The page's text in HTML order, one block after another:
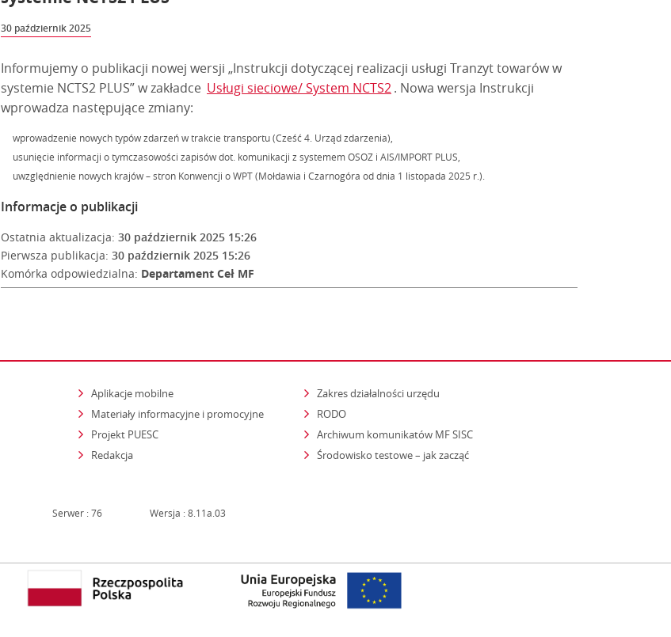
30 październik 2025
Informujemy o publikacji nowej wersji „Instrukcji dotyczącej realizacji usługi Tranzyt towarów w
systemie NCTS2 PLUS” w zakładce Usługi sieciowe/ System NCTS2. Nowa wersja Instrukcji
wprowadza następujące zmiany:
wprowadzenie nowych typów zdarzeń w trakcie transportu (Cześć 4. Urząd zdarzenia),
usunięcie informacji o tymczasowości zapisów dot. komunikacji z systemem OSOZ i AIS/IMPORT PLUS,
uwzględnienie nowych krajów – stron Konwencji o WPT (Mołdawia i Czarnogóra od dnia 1 listopada 2025 r.).
Informacje o publikacji
Ostatnia aktualizacja: 30 październik 2025 15:26
Pierwsza publikacja: 30 październik 2025 15:26
Komórka odpowiedzialna: Departament Ceł MF
Aplikacje mobilne
Materiały informacyjne i promocyjne
Projekt PUESC
Redakcja
Zakres działalności urzędu
RODO
Archiwum komunikatów MF SISC
Środowisko testowe – jak zacząćstrona otwiera się w nowym oknie
Serwer : 76 Wersja : 8.11a.03